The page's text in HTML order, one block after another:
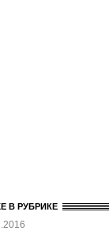
В РУБРИКЕ